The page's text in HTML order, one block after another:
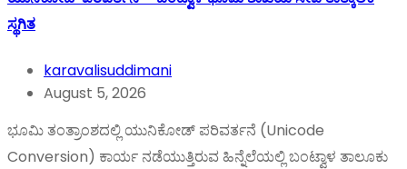
ಸ್ಥಗಿತ
karavalisuddimani
August 5, 2026
ಭೂಮಿ ತಂತ್ರಾಂಶದಲ್ಲಿ ಯುನಿಕೋಡ್ ಪರಿವರ್ತನೆ (Unicode
Conversion) ಕಾರ್ಯ ನಡೆಯುತ್ತಿರುವ ಹಿನ್ನೆಲೆಯಲ್ಲಿ ಬಂಟ್ವಾಳ ತಾಲೂಕು